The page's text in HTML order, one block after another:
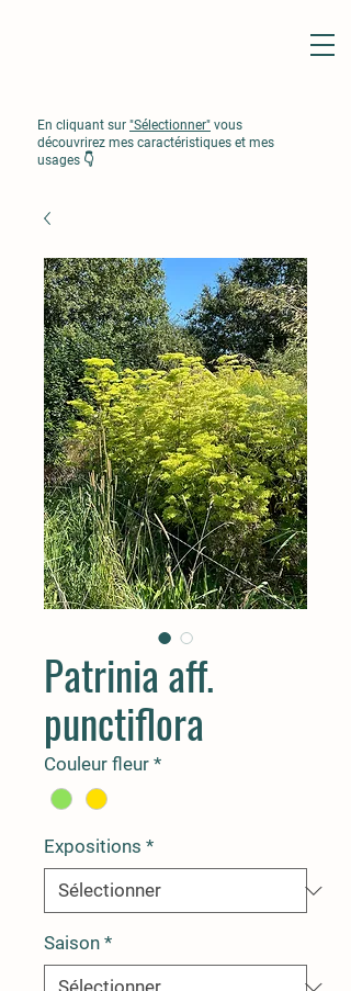
En cliquant sur "Sélectionner" vous
découvrirez mes caractéristiques et mes
usages 👇
Patrinia aff.
punctiflora
Couleur fleur *
Expositions *
Saison *